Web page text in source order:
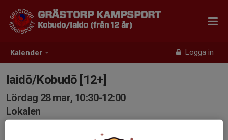
Kalender Logga in
GRÄSTORP KAMPSPORT
Kobudo/Iaido (från 12 år)
Iaidō/Kobudō [12+]
Lördag 28 mar, 10:30-12:00
Lokalen